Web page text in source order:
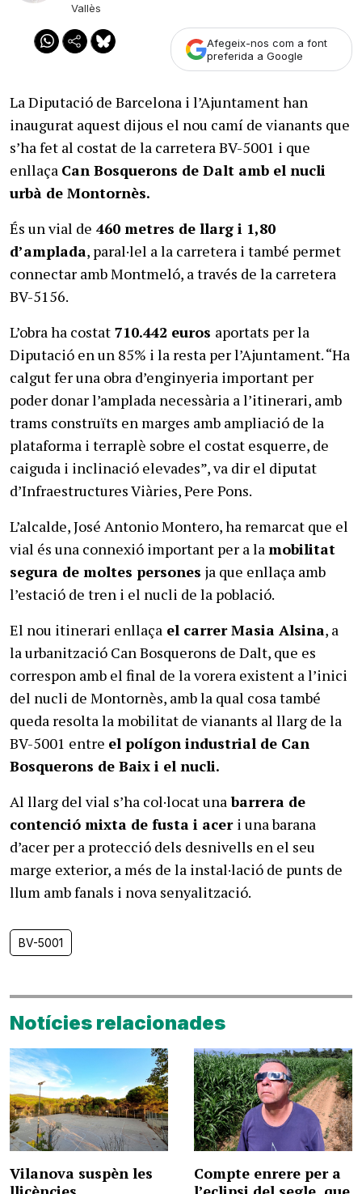
Vallès
Afegeix-nos com a font
preferida a Google
La Diputació de Barcelona i l’Ajuntament han
inaugurat aquest dijous el nou camí de vianants que
s’ha fet al costat de la carretera BV-5001 i que
enllaça Can Bosquerons de Dalt amb el nucli
urbà de Montornès.
És un vial de 460 metres de llarg i 1,80
d’amplada, paral·lel a la carretera i també permet
connectar amb Montmeló, a través de la carretera
BV-5156.
L’obra ha costat 710.442 euros aportats per la
Diputació en un 85% i la resta per l’Ajuntament. “Ha
calgut fer una obra d’enginyeria important per
poder donar l’amplada necessària a l’itinerari, amb
trams construïts en marges amb ampliació de la
plataforma i terraplè sobre el costat esquerre, de
caiguda i inclinació elevades”, va dir el diputat
d’Infraestructures Viàries, Pere Pons.
L’alcalde, José Antonio Montero, ha remarcat que el
vial és una connexió important per a la mobilitat
segura de moltes persones ja que enllaça amb
l’estació de tren i el nucli de la població.
El nou itinerari enllaça el carrer Masia Alsina, a
la urbanització Can Bosquerons de Dalt, que es
correspon amb el final de la vorera existent a l’inici
del nucli de Montornès, amb la qual cosa també
queda resolta la mobilitat de vianants al llarg de la
BV-5001 entre el polígon industrial de Can
Bosquerons de Baix i el nucli.
Al llarg del vial s’ha col·locat una barrera de
contenció mixta de fusta i acer i una barana
d’acer per a protecció dels desnivells en el seu
marge exterior, a més de la instal·lació de punts de
llum amb fanals i nova senyalització.
BV-5001
Notícies relacionades
Vilanova suspèn les
Compte enrere per a